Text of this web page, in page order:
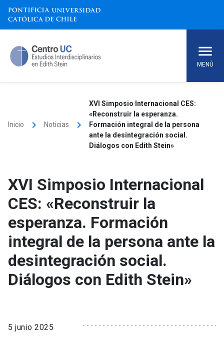
Skip
content
MENÚ
Inicio keyboard_arrow_right Noticias keyboard_arrow_right
XVI Simposio Internacional CES:
«Reconstruir la esperanza.
Formación integral de la persona
ante la desintegración social.
Diálogos con Edith Stein»
XVI Simposio Internacional
CES: «Reconstruir la
esperanza. Formación
integral de la persona ante la
desintegración social.
Diálogos con Edith Stein»
5 junio 2025